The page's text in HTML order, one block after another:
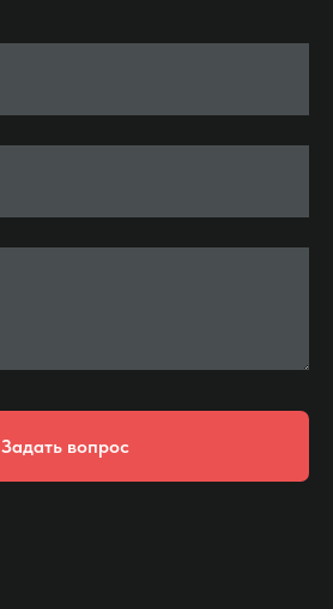
Задать вопрос